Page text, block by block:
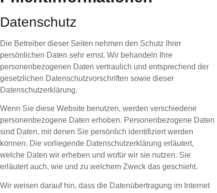
Datenschutz
Die Betreiber dieser Seiten nehmen den Schutz Ihrer
persönlichen Daten sehr ernst. Wir behandeln Ihre
personenbezogenen Daten vertraulich und entsprechend der
gesetzlichen Datenschutzvorschriften sowie dieser
Datenschutzerklärung.
Wenn Sie diese Website benutzen, werden verschiedene
personenbezogene Daten erhoben. Personenbezogene Daten
sind Daten, mit denen Sie persönlich identifiziert werden
können. Die vorliegende Datenschutzerklärung erläutert,
welche Daten wir erheben und wofür wir sie nutzen. Sie
erläutert auch, wie und zu welchem Zweck das geschieht.
Wir weisen darauf hin, dass die Datenübertragung im Internet